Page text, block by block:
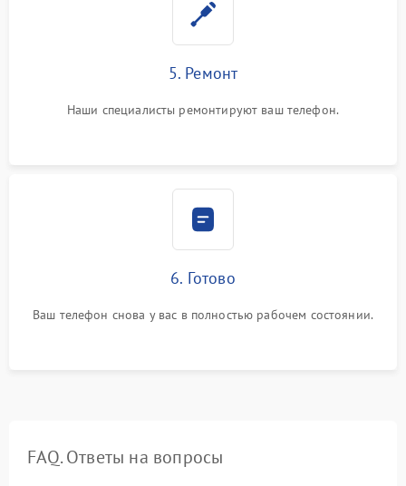
5. Ремонт
Наши специалисты ремонтируют ваш телефон.
6. Готово
Ваш телефон снова у вас в полностью рабочем состоянии.
FAQ. Ответы на вопросы